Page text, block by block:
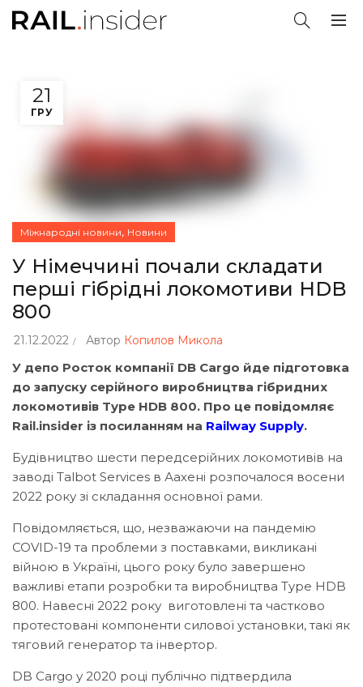
21
ГРУ
Міжнародні новини, Новини
У Німеччині почали складати
перші гібрідні локомотиви HDB
800
21.12.2022 Автор Копилов Микола
У депо Росток компанії DB Cargo йде підготовка
до запуску серійного виробництва гібридних
локомотивів Type HDB 800. Про це повідомляє
Rail.insider із посиланням на Railway Supply.
Будівництво шести передсерійних локомотивів на
заводі Talbot Services в Аахені розпочалося восени
2022 року зі складання основної рами.
Повідомляється, що, незважаючи на пандемію
COVID-19 та проблеми з поставками, викликані
війною в Україні, цього року було завершено
важливі етапи розробки та виробництва Type HDB
800. Навесні 2022 року виготовлені та частково
протестовані компоненти силової установки, такі як
тяговий генератор та інвертор.
DB Cargo у 2020 році публічно підтвердила